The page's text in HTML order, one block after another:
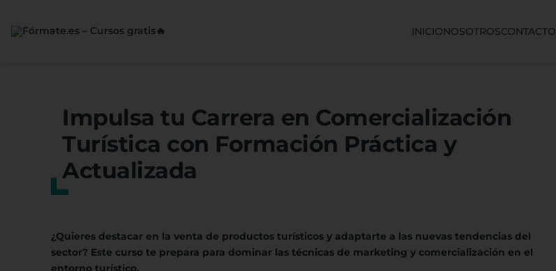
INICIONOSOTROSCONTACTO
Impulsa tu Carrera en Comercialización
Turística con Formación Práctica y
Actualizada
¿Quieres destacar en la venta de productos turísticos y adaptarte a las nuevas tendencias del
sector? Este curso te prepara para dominar las técnicas de marketing y comercialización en el
entorno turístico.